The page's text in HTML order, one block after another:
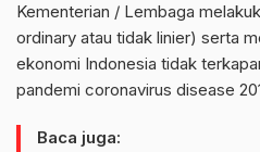
Kementerian / Lembaga
ordinary atau tidak linier) serta
ekonomi Indonesia tidak
pandemi coronavirus disease
Baca juga: